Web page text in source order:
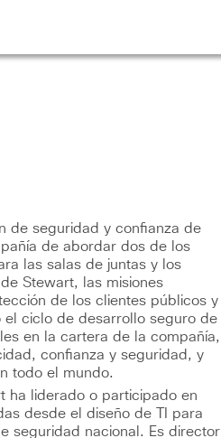
de seguridad y confianza de
de abordar dos de los
las salas de juntas y los
Stewart, las misiones
de los clientes públicos y
el ciclo de desarrollo seguro de
en la cartera de la compañía,
confianza y seguridad, y
todo el mundo.
ha liderado o participado en
desde el diseño de TI para
seguridad nacional. Es director